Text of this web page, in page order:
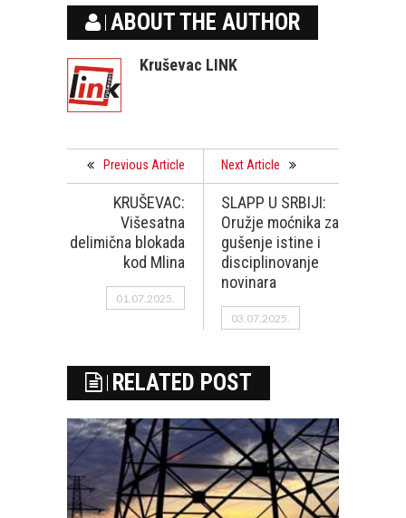
ABOUT THE AUTHOR
Kruševac LINK
Previous Article
KRUŠEVAC:
Višesatna
delimična blokada
kod Mlina
01.07.2025.
Next Article
SLAPP U SRBIJI:
Oružje moćnika za
gušenje istine i
disciplinovanje
novinara
03.07.2025.
RELATED POST